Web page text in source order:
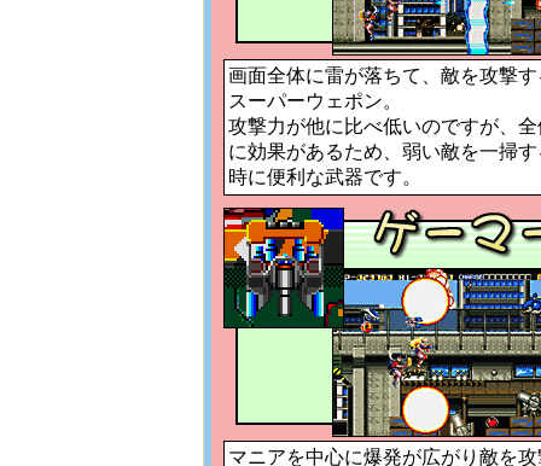
画面全体に雷が落ちて、敵を攻撃す
スーパーウェポン。
攻撃力が他に比べ低いのですが、全
に効果があるため、弱い敵を一掃す
時に便利な武器です。
マニアを中心に爆発が広がり敵を攻